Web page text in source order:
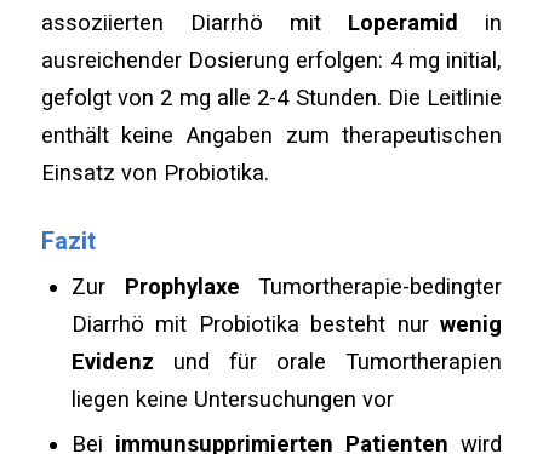
assoziierten Diarrhö mit Loperamid in
ausreichender Dosierung erfolgen: 4 mg initial,
gefolgt von 2 mg alle 2-4 Stunden. Die Leitlinie
enthält keine Angaben zum therapeutischen
Einsatz von Probiotika.
Fazit
Zur Prophylaxe Tumortherapie-bedingter
Diarrhö mit Probiotika besteht nurwenig
Evidenz undfür orale Tumortherapien
liegen keine Untersuchungen vor
Bei immunsupprimierten Patienten wird